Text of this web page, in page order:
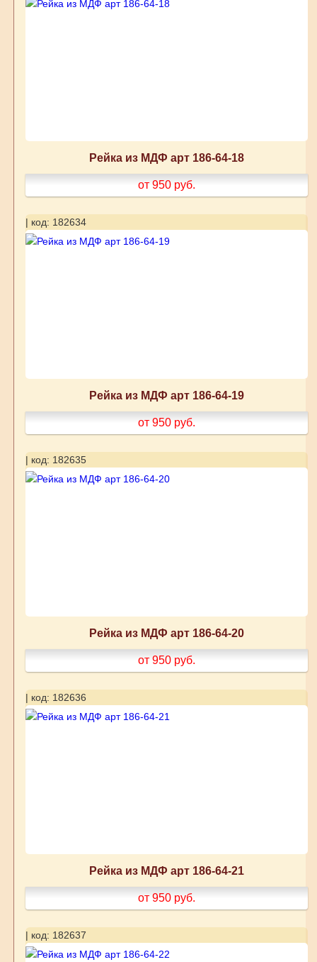
Рейка из МДФ арт 186-64-18
от 950 руб.
| код: 182634
Рейка из МДФ арт 186-64-19
от 950 руб.
| код: 182635
Рейка из МДФ арт 186-64-20
от 950 руб.
| код: 182636
Рейка из МДФ арт 186-64-21
от 950 руб.
| код: 182637